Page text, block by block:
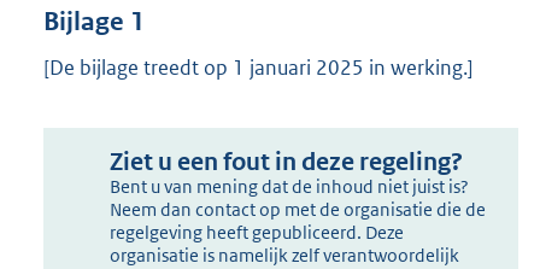
Bijlage 1
[De bijlage treedt op 1 januari 2025 in werking.]
Ziet u een fout in deze regeling?
Bent u van mening dat de inhoud niet juist is?
Neem dan contact op met de organisatie die de
regelgeving heeft gepubliceerd. Deze
organisatie is namelijk zelf verantwoordelijk